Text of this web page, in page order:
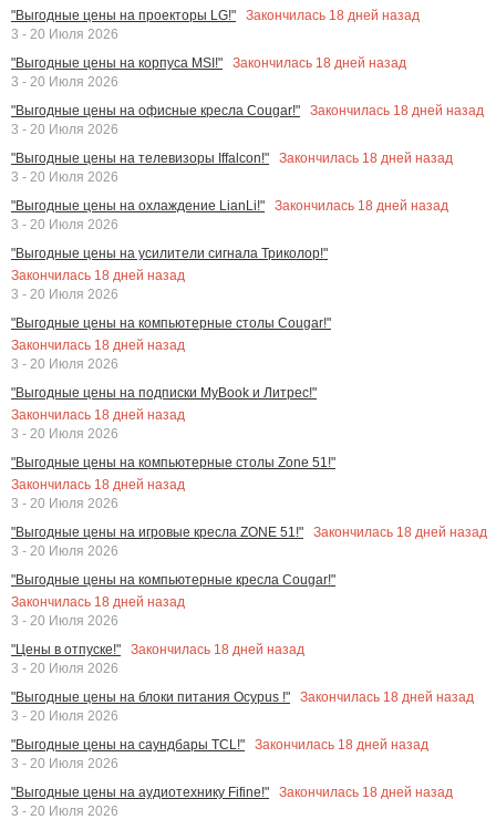
"Выгодные цены на проекторы LG!" Закончилась 18 дней назад
3 - 20 Июля 2026
"Выгодные цены на корпуса MSI!"
Закончилась 18 дней назад
3 - 20 Июля 2026
"Выгодные цены на офисные кресла Cougar!"
Закончилась 18 дней назад
3 - 20 Июля 2026
"Выгодные цены на телевизоры Iffalcon!"
Закончилась 18 дней назад
3 - 20 Июля 2026
"Выгодные цены на охлаждение LianLi!"
Закончилась 18 дней назад
3 - 20 Июля 2026
"Выгодные цены на усилители сигнала Триколор!"
Закончилась 18 дней назад
3 - 20 Июля 2026
"Выгодные цены на компьютерные столы Cougar!"
Закончилась 18 дней назад
3 - 20 Июля 2026
"Выгодные цены на подписки MyBook и Литрес!"
Закончилась 18 дней назад
3 - 20 Июля 2026
"Выгодные цены на компьютерные столы Zone 51!"
Закончилась 18 дней назад
3 - 20 Июля 2026
"Выгодные цены на игровые кресла ZONE 51!"
Закончилась 18 дней назад
3 - 20 Июля 2026
"Выгодные цены на компьютерные кресла Cougar!"
Закончилась 18 дней назад
3 - 20 Июля 2026
"Цены в отпуске!"
Закончилась 18 дней назад
3 - 20 Июля 2026
"Выгодные цены на блоки питания Ocypus !"
Закончилась 18 дней назад
3 - 20 Июля 2026
"Выгодные цены на саундбары TCL!"
Закончилась 18 дней назад
3 - 20 Июля 2026
"Выгодные цены на аудиотехнику Fifine!"
Закончилась 18 дней назад
3 - 20 Июля 2026